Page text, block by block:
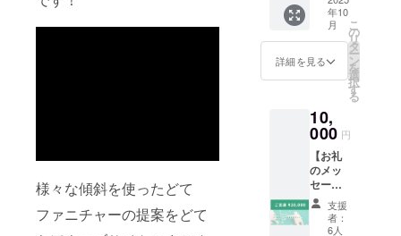
様々な傾斜を使ったどて
ファニチャーの提案をどて
持ちを
込め
て、お
礼の
メッ
セージ
りしま
す。 ●
イベン
トで使
える700
円チ
ケット
10月の
イベン
年10
月
詳細を見る
こ
の
リ
タ
ー
ン
を
選
択
す
る
10,
000 円
【お礼
のメッ
セージ
+イベン
トで使
える700
支援
者：
6人